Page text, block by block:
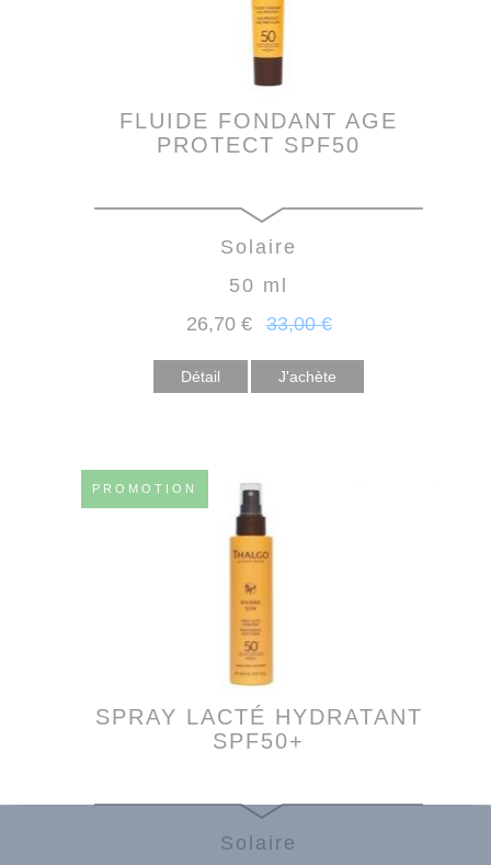
FLUIDE FONDANT AGE
PROTECT SPF50
Solaire
50 ml
26,70 € 33,00 €
Détail
PROMOTION
SPRAY LACTÉ HYDRATANT
SPF50+
Solaire